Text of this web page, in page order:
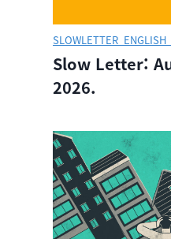
Slow Letter:
2026.